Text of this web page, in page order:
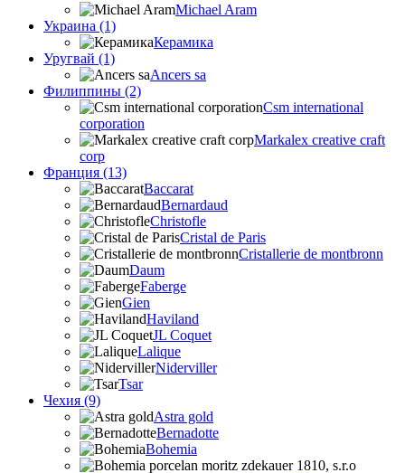
Michael Aram
Украина (1)
Керамика
Уругвай (1)
Ancers sa
Филиппины (2)
Csm international
corporation
Markalex creative craft
corp
Франция (13)
Baccarat
Bernardaud
Christofle
Cristal de Paris
Cristallerie de montbronn
Daum
Faberge
Gien
Haviland
JL Coquet
Lalique
Niderviller
Tsar
Чехия (9)
Astra gold
Bernadotte
Bohemia